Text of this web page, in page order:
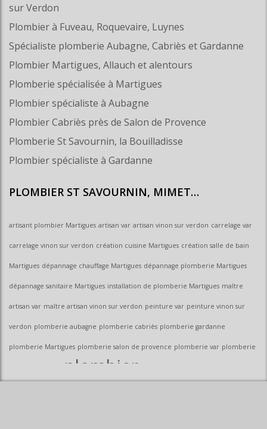
sur Verdon
Plombier à Fuveau, Roquevaire, Luynes
Spécialiste plomberie Aubagne, Cabriès et Gardanne
Plombier Martigues, Allauch et alentours
Plomberie spécialisée à Martigues
Plombier spécialiste à Aubagne
Plombier Cabriès près de Salon de Provence
Plomberie St Savournin, la Bouilladisse
Plombier spécialiste à Gardanne
PLOMBIER ST SAVOURNIN, MIMET…
artisant plombier Martigues artisan var artisan vinon sur verdon carrelage var
carrelage vinon sur verdon création cuisine Martigues création salle de bain
Martigues dépannage chauffage Martigues dépannage plomberie Martigues
dépannage sanitaire Martigues installation de plomberie Martigues maître
artisan var maître artisan vinon sur verdon peinture var peinture vinon sur
verdon plomberie aubagne plomberie cabriès plomberie gardanne
plomberie Martigues plomberie salon de provence plomberie var plomberie
plombier
Plombier cabriès